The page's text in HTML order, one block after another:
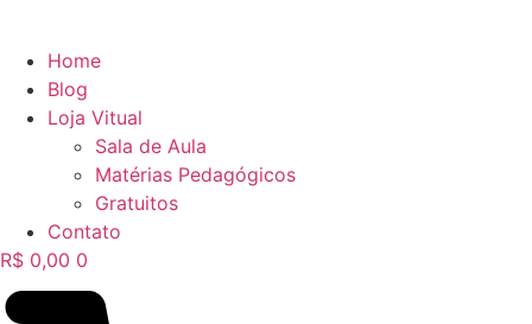
Home
Blog
Loja Vitual
Sala de Aula
Matérias Pedagógicos
Gratuitos
Contato
R$ 0,00 0